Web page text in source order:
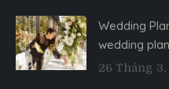
Wedding
wedding
26 Tháng 3,